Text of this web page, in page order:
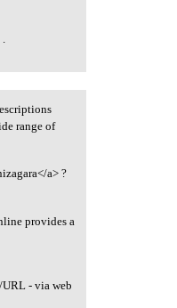
.
range of
a> ?
provides a
- via web